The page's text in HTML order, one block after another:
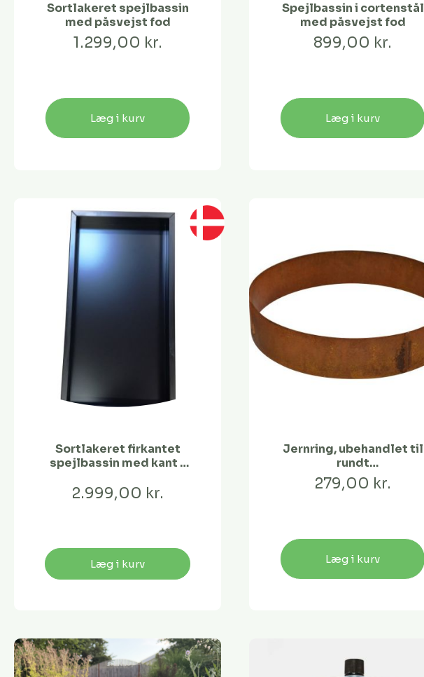
Sortlakeret spejlbassin
med påsvejst fod
1.299,00 kr.
Læg i kurv
Spejlbassin i cortenstål
med påsvejst fod
899,00 kr.
Læg i kurv
Sortlakeret firkantet
spejlbassin med kant -
2.999,00 kr.
Læg i kurv
Jernring, ubehandlet til
rundt
spejlbassin/bålfade -
Lukket
279,00 kr.
Læg i kurv